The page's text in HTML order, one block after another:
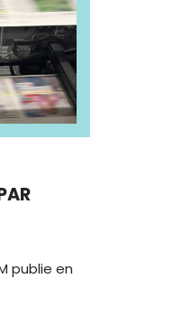
publie en